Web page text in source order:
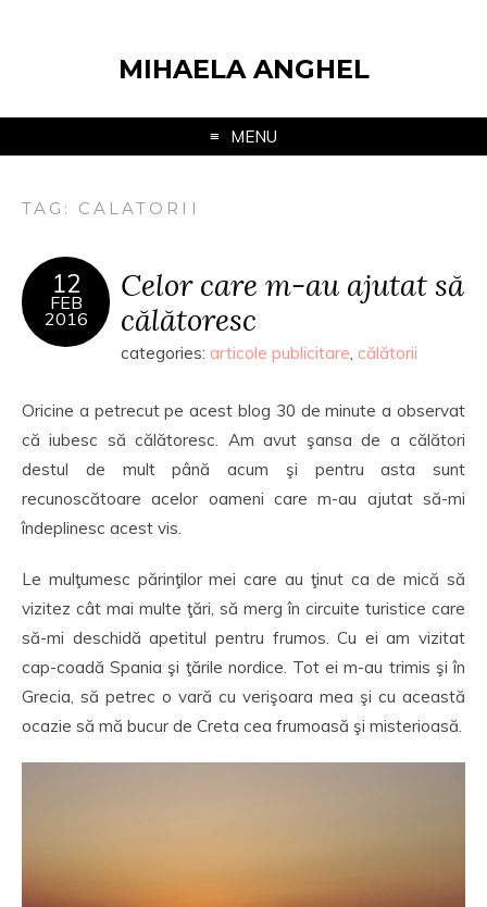
MIHAELA ANGHEL
MENU
TAG: CALATORII
12
FEB
2016
Celor care m-au ajutat să
călătoresc
categories: articole publicitare, călătorii
Oricine a petrecut pe acest blog 30 de minute a observat
că iubesc să călătoresc. Am avut şansa de a călători
destul de mult până acum şi pentru asta sunt
recunoscătoare acelor oameni care m-au ajutat să-mi
îndeplinesc acest vis.
Le mulţumesc părinţilor mei care au ţinut ca de mică să
vizitez cât mai multe ţări, să merg în circuite turistice care
să-mi deschidă apetitul pentru frumos. Cu ei am vizitat
cap-coadă Spania şi ţările nordice. Tot ei m-au trimis şi în
Grecia, să petrec o vară cu verişoara mea şi cu această
ocazie să mă bucur de Creta cea frumoasă şi misterioasă.